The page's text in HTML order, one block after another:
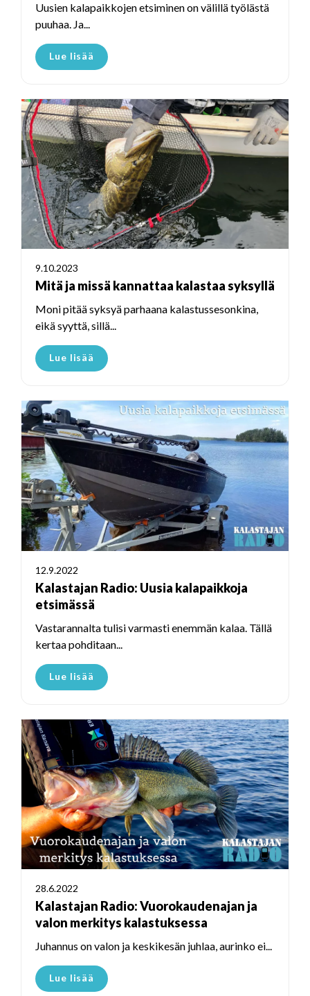
Uusien kalapaikkojen etsiminen on välillä työlästä
puuhaa. Ja...
Lue lisää
9.10.2023
Mitä ja missä kannattaa kalastaa syksyllä
Moni pitää syksyä parhaana kalastussesonkina,
eikä syyttä, sillä...
Lue lisää
12.9.2022
Kalastajan Radio: Uusia kalapaikkoja
etsimässä
Vastarannalta tulisi varmasti enemmän kalaa. Tällä
kertaa pohditaan...
Lue lisää
28.6.2022
Kalastajan Radio: Vuorokaudenajan ja
valon merkitys kalastuksessa
Juhannus on valon ja keskikesän juhlaa, aurinko ei...
Lue lisää